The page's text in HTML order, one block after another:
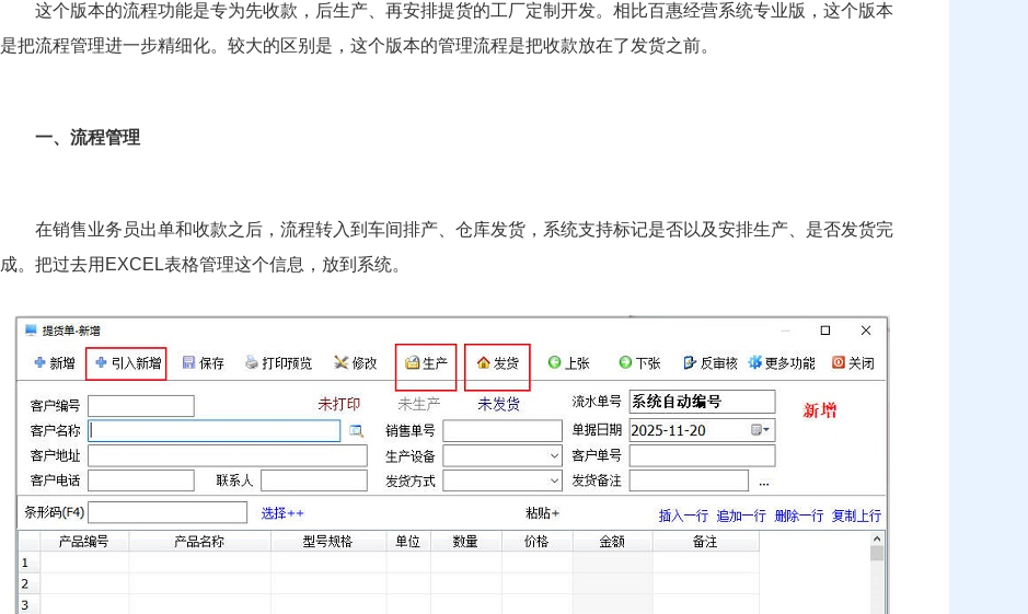
这个版本的流程功能是专为先收款，后生产、再安排提货的工厂定制开发。相比百惠经营系统专业版，这个版本
是把流程管理进一步精细化。较大的区别是，这个版本的管理流程是把收款放在了发货之前。
一、流程管理
在销售业务员出单和收款之后，流程转入到车间排产、仓库发货，系统支持标记是否以及安排生产、是否发货完
成。把过去用EXCEL表格管理这个信息，放到系统。